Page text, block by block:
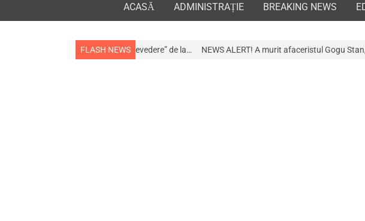
ACASĂ ADMINISTRAȚIE BREAKING NEWS
FLASH NEWS
apropiații „la revedere” de la… NEWS ALERT! A murit afaceristul Gogu Stan, patronul hotelului